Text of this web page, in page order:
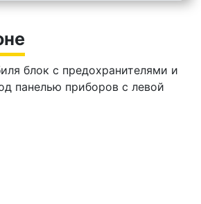
блок с предохранителями и
панелью приборов с левой